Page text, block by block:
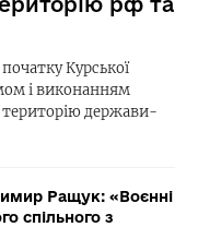
Курської
і виконанням
територію держави-
Ращук: «Воєнні
спільного з